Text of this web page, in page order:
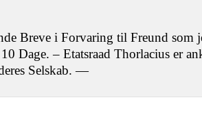
Breve i Forvaring til Freund som
Dage. – Etatsraad Thorlacius er
Selskab. —